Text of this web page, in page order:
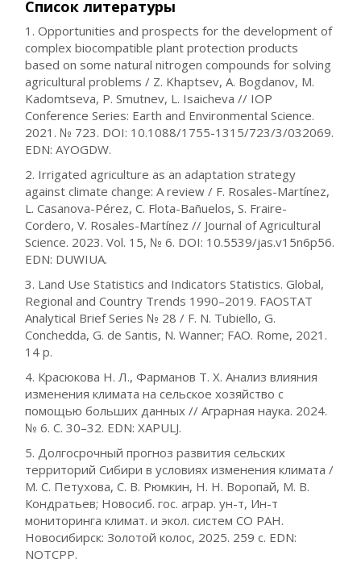
Список литературы
1. Opportunities and prospects for the development of
complex biocompatible plant protection products
based on some natural nitrogen compounds for solving
agricultural problems / Z. Khaptsev, A. Bogdanov, M.
Kadomtseva, P. Smutnev, L. Isaicheva // IOP
Conference Series: Earth and Environmental Science.
2021. № 723. DOI: 10.1088/1755-1315/723/3/032069.
EDN: AYOGDW.
2. Irrigated agriculture as an adaptation strategy
against climate change: A review / F. Rosales-Martínez,
L. Casanova-Pérez, C. Flota-Bañuelos, S. Fraire-
Cordero, V. Rosales-Martínez // Journal of Agricultural
Science. 2023. Vol. 15, № 6. DOI: 10.5539/jas.v15n6p56.
EDN: DUWIUA.
3. Land Use Statistics and Indicators Statistics. Global,
Regional and Country Trends 1990–2019. FAOSTAT
Analytical Brief Series № 28 / F. N. Tubiello, G.
Conchedda, G. de Santis, N. Wanner; FAO. Rome, 2021.
14 р.
4. Красюкова Н. Л., Фарманов Т. Х. Анализ влияния
изменения климата на сельское хозяйство с
помощью больших данных // Аграрная наука. 2024.
№ 6. С. 30–32. EDN: XAPULJ.
5. Долгосрочный прогноз развития сельских
территорий Сибири в условиях изменения климата /
М. С. Петухова, С. В. Рюмкин, Н. Н. Воропай, М. В.
Кондратьев; Новосиб. гос. аграр. ун-т, Ин-т
мониторинга климат. и экол. систем СО РАН.
Новосибирск: Золотой колос, 2025. 259 с. EDN:
NOTCPP.